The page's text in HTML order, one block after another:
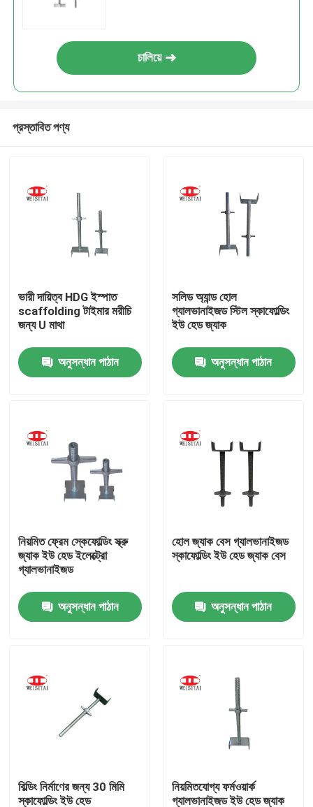
পণ্য
আমাদের সম্পর্কে
কারখানা ভ্রমণ
মান নিয়ন্ত্রণ
যোগাযোগ করুন
ফ্রেম ভারা পার্টস
চালিয়ে
প্রস্তাবিত পণ্য
ভারী দায়িত্ব HDG ইস্পাত
scaffolding টাইমার মরীচি
জন্য U মাথা
অনুসন্ধান পাঠান
সলিড অ্যান্ড হোল
গ্যালভানাইজড স্টিল স্কাফোল্ডিং
ইউ হেড জ্যাক
অনুসন্ধান পাঠান
নিয়মিত ফ্রেম স্কেফোল্ডিং স্ক্রু
জ্যাক ইউ হেড ইলেক্ট্রো
গ্যালভানাইজড
অনুসন্ধান পাঠান
হোল জ্যাক বেস গ্যালভানাইজড
স্কাফোল্ডিং ইউ হেড জ্যাক বেস
অনুসন্ধান পাঠান
বিল্ডিং নির্মাণের জন্য 30 মিমি
স্কাফোল্ডিং ইউ হেড
নিয়মিতযোগ্য ফর্মওয়ার্ক
গ্যালভানাইজড ইউ হেড জ্যাক